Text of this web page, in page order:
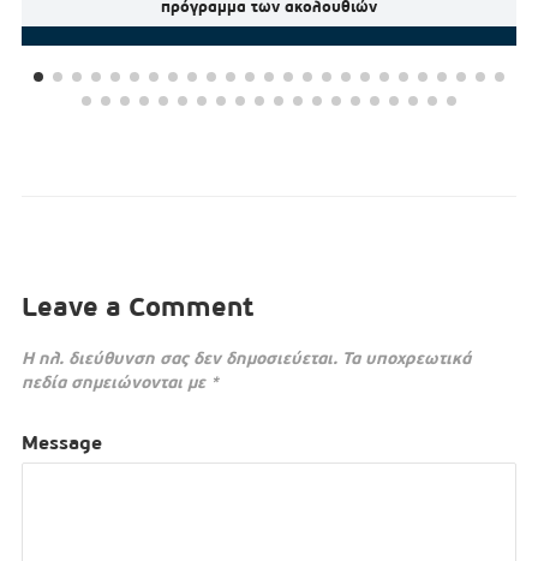
πρόγραμμα των ακολουθιών
Leave a Comment
Η ηλ. διεύθυνση σας δεν δημοσιεύεται. Τα υποχρεωτικά
πεδία σημειώνονται με *
Message